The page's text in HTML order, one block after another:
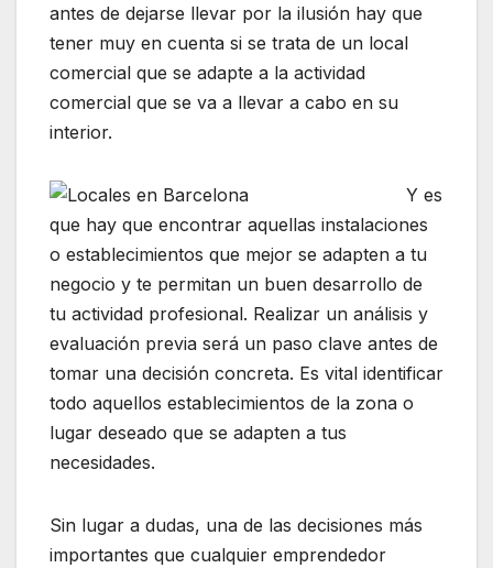
antes de dejarse llevar por la ilusión hay que
tener muy en cuenta si se trata de un local
comercial que se adapte a la actividad
comercial que se va a llevar a cabo en su
interior.
Y es
que hay que encontrar aquellas instalaciones
o establecimientos que mejor se adapten a tu
negocio y te permitan un buen desarrollo de
tu actividad profesional. Realizar un análisis y
evaluación previa será un paso clave antes de
tomar una decisión concreta. Es vital identificar
todo aquellos establecimientos de la zona o
lugar deseado que se adapten a tus
necesidades.
Sin lugar a dudas, una de las decisiones más
importantes que cualquier emprendedor